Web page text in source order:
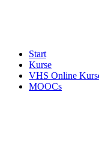
Start
Kurse
VHS Online
MOOCs